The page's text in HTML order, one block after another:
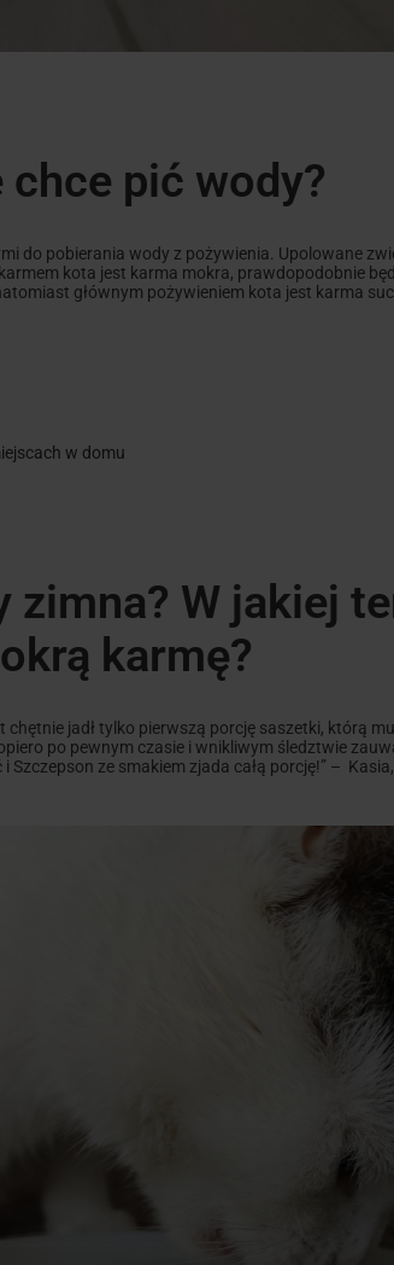
pić wody?
do pobierania wody z pożywienia. Upolowane
kota jest karma mokra, prawdopodobnie
głównym pożywieniem kota jest karma
w domu
zimna? W jakiej
karmę?
chętnie jadł tylko pierwszą porcję saszetki, którą
po pewnym czasie i wnikliwym śledztwie
Szczepson ze smakiem zjada całą porcję!” –